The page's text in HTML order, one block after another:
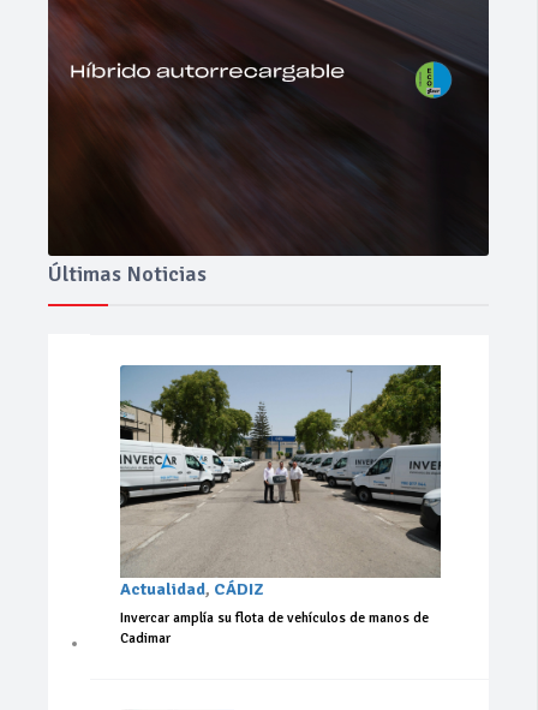
Últimas Noticias
Actualidad, CÁDIZ
Invercar amplía su flota de vehículos de manos de
Cadimar